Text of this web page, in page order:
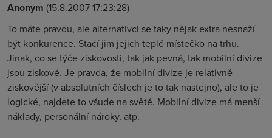
Anonym (15.8.2007 17:23:28)
To máte pravdu, ale alternativci se taky nějak extra nesnaží
být konkurence. Stačí jim jejich teplé místečko na trhu.
Jinak, co se týče ziskovosti, tak jak pevná, tak mobilní divize
jsou ziskové. Je pravda, že mobilní divize je relativně
ziskovější (v absolutních číslech je to tak nastejno), ale to je
logické, najdete to všude na světě. Mobilní divize má menší
náklady, personální nároky, atp.